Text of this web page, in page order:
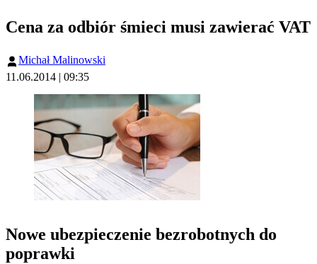
Cena za odbiór śmieci musi zawierać VAT
Michał Malinowski
11.06.2014 | 09:35
Nowe ubezpieczenie bezrobotnych do
poprawki